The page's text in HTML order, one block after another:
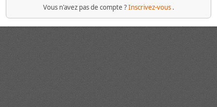
Vous n'avez pas de compte ?Inscrivez-vous .